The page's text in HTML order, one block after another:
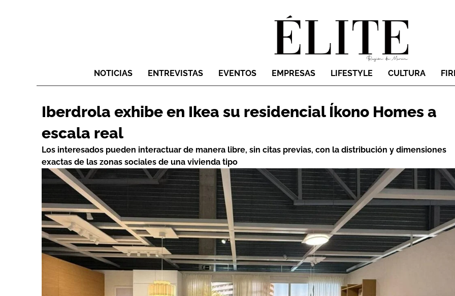
NOTICIAS ENTREVISTAS EVENTOS EMPRESAS LIFESTYLE CULTURA
Iberdrola exhibe en Ikea su residencial Íkono Homes a
escala real
Los interesados pueden interactuar de manera libre, sin citas previas, con la distribución y dimensiones
exactas de las zonas sociales de una vivienda tipo